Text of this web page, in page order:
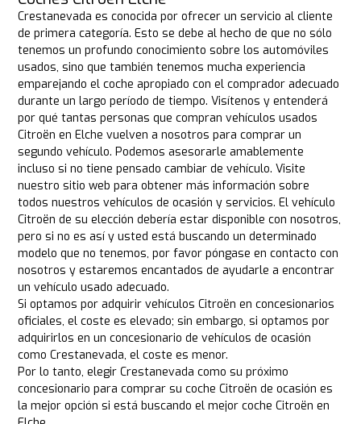
Crestanevada es conocida por ofrecer un servicio al cliente
de primera categoría. Esto se debe al hecho de que no sólo
tenemos un profundo conocimiento sobre los automóviles
usados, sino que también tenemos mucha experiencia
emparejando el coche apropiado con el comprador adecuado
durante un largo período de tiempo. Visítenos y entenderá
por qué tantas personas que compran vehículos usados
Citroën en Elche vuelven a nosotros para comprar un
segundo vehículo. Podemos asesorarle amablemente
incluso si no tiene pensado cambiar de vehículo. Visite
nuestro sitio web para obtener más información sobre
todos nuestros vehículos de ocasión y servicios. El vehículo
Citroën de su elección debería estar disponible con nosotros,
pero si no es así y usted está buscando un determinado
modelo que no tenemos, por favor póngase en contacto con
nosotros y estaremos encantados de ayudarle a encontrar
un vehículo usado adecuado.
Si optamos por adquirir vehículos Citroën en concesionarios
oficiales, el coste es elevado; sin embargo, si optamos por
adquirirlos en un concesionario de vehículos de ocasión
como Crestanevada, el coste es menor.
Por lo tanto, elegir Crestanevada como su próximo
concesionario para comprar su coche Citroën de ocasión es
la mejor opción si está buscando el mejor coche Citroën en